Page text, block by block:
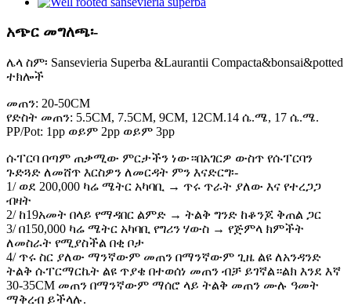
አጭር መግለጫ፡-
ሌላ ስም፡ Sansevieria Superba &Laurantii Compacta&bonsai&potted
ተክሎች
መጠን: 20-50CM
የድስት መጠን: 5.5CM, 7.5CM, 9CM, 12CM.14 ሴ.ሜ, 17 ሴ.ሜ.
PP/Pot: 1pp ወይም 2pp ወይም 3pp
ሱፐርባ በጣም ጠቃሚው ምርታችን ነው።በአገርዎ ውስጥ የሱፐርባን
ጉድጓድ ለመሸጥ እርስዎን ለመርዳት ምን እናድርግ፡-
1/ ወደ 200,000 ካሬ ሜትር አካባቢ → ጥሩ ጥራት ያለው እና የተረጋጋ
ብዛት
2/ ከ19አመት በላይ የማዳበር ልምድ → ትልቅ ግንድ ከቆንጆ ቅጠል ጋር
3/ በ150,000 ካሬ ሜትር አካባቢ የግሪን ሃውስ → የጅምላ ክምችት
ለመስራት የሚያስችል በቂ ቦታ
4/ ጥሩ ስር ያለው ማንኛውም መጠን በማንኛውም ጊዜ ልዩ ለአንዳንድ
ትልቅ ሱፐርማርኬት ልዩ ጥያቄ በተወሰነ መጠን ብቻ ይገኛል።ልክ እንደ እኛ
30-35CM መጠን በማንኛውም ማሰሮ ላይ ትልቅ መጠን ሙሉ ዓመት
ማቅረብ ይችላሉ.